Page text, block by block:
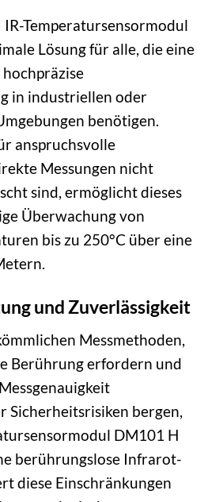
Temperatursensormodul
Lösung für alle, die eine
in industriellen oder
benötigen.
anspruchsvolle
Messungen nicht
sind, ermöglicht dieses
Überwachung von
bis zu 250°C über eine
und Zuverlässigkeit
Messmethoden,
Berührung erfordern und
Sicherheitsrisiken bergen,
DM101 H
berührungslose Infrarot-
diese Einschränkungen